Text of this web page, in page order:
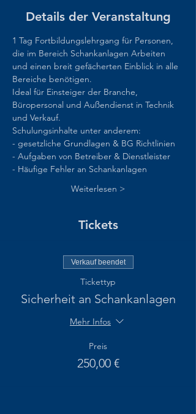
Details der Veranstaltung
1 Tag Fortbildungslehrgang für Personen,
die im Bereich Schankanlagen Arbeiten
und einen breit gefächerten Einblick in alle
Bereiche benötigen.
Ideal für Einsteiger der Branche,
Büropersonal und Außendienst in Technik
und Verkauf.
Schulungsinhalte unter anderem:
- gesetzliche Grundlagen & BG Richtlinien
- Aufgaben von Betreiber & Dienstleister
- Häufige Fehler an Schankanlagen
Weiterlesen >
Tickets
Verkauf beendet
Tickettyp
Sicherheit an Schankanlagen
Mehr Infos
Preis
250,00 €